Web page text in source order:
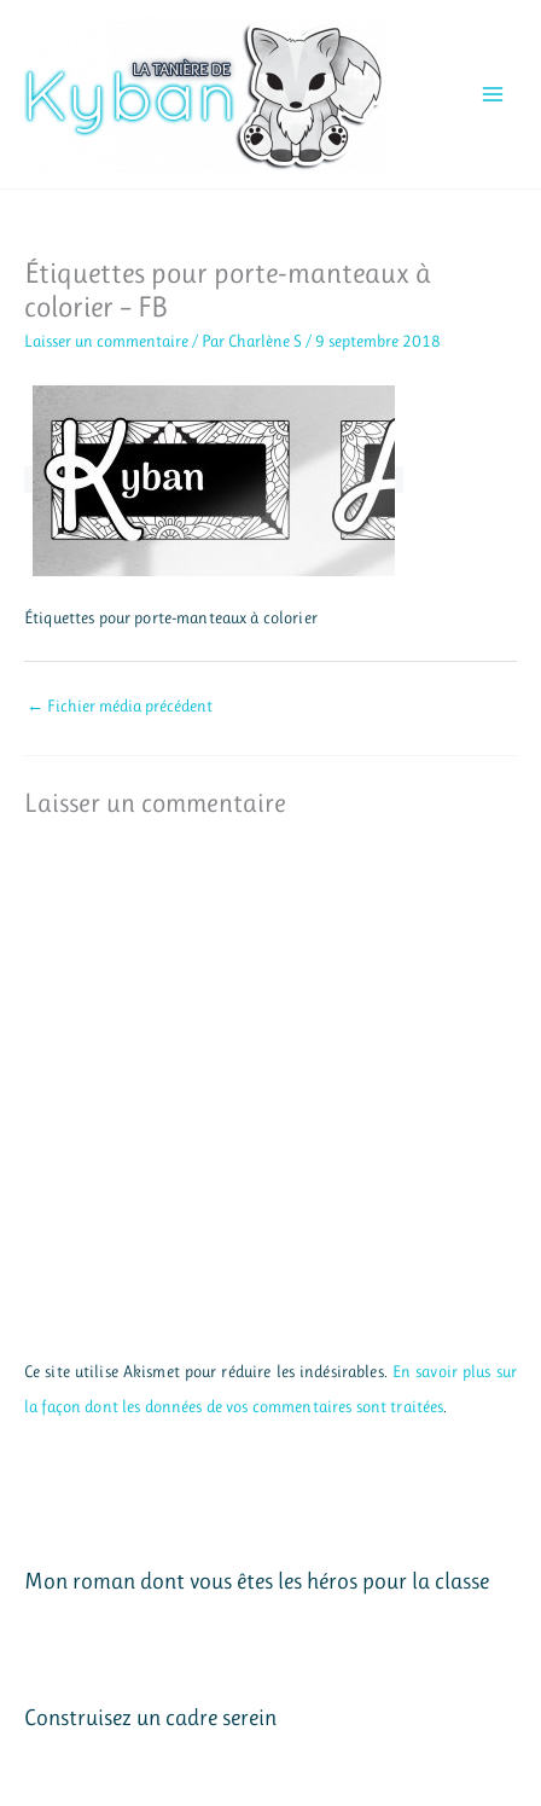
contenu
Étiquettes pour porte-manteaux à
colorier – FB
Laisser un commentaire / Par Charlène S /9 septembre 2018
Étiquettes pour porte-manteaux à colorier
← Fichier média précédent
Laisser un commentaire
Ce site utilise Akismet pour réduire les indésirables. En savoir plus sur
la façon dont les données de vos commentaires sont traitées.
Mon roman dont vous êtes les héros pour la classe
Construisez un cadre serein